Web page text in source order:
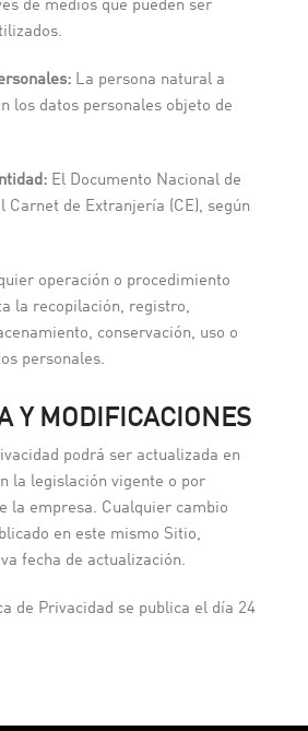
de medios que pueden ser
La persona natural a
los datos personales objeto de
El Documento Nacional de
Carnet de Extranjería (CE), según
operación o procedimiento
la recopilación, registro,
conservación, uso o
personales.
Y MODIFICACIONES
podrá ser actualizada en
la legislación vigente o por
la empresa. Cualquier cambio
en este mismo Sitio,
fecha de actualización.
de Privacidad se publica el día 24